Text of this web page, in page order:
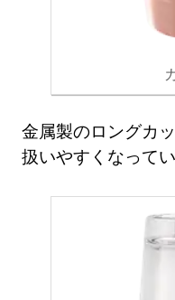
金属製のロングカ
扱いやすくなってい